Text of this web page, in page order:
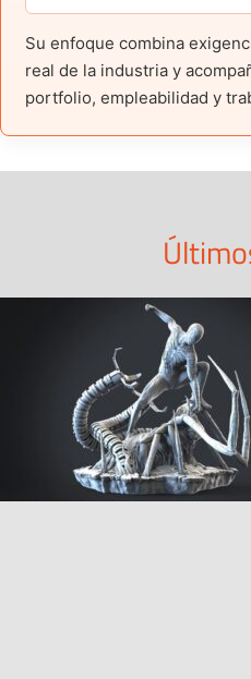
Su enfoque combina
real de la industria y
portfolio, empleabilidad y